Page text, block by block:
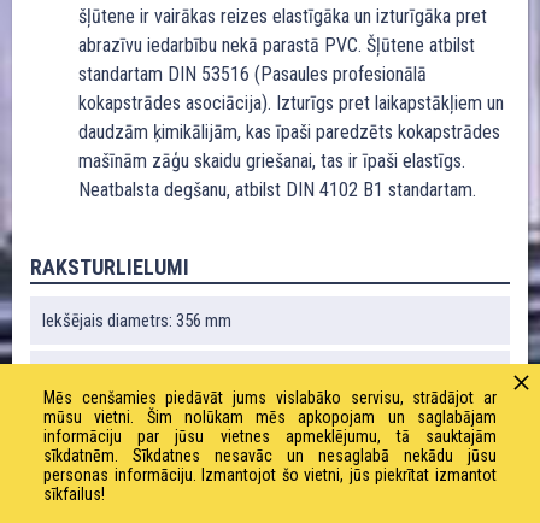
šļūtene ir vairākas reizes elastīgāka un izturīgāka pret
abrazīvu iedarbību nekā parastā PVC. Šļūtene atbilst
standartam DIN 53516 (Pasaules profesionālā
kokapstrādes asociācija). Izturīgs pret laikapstākļiem un
daudzām ķimikālijām, kas īpaši paredzēts kokapstrādes
mašīnām zāģu skaidu griešanai, tas ir īpaši elastīgs.
Neatbalsta degšanu, atbilst DIN 4102 B1 standartam.
RAKSTURLIELUMI
Iekšējais diametrs: 356 mm
Liekuma rādiuss: 540 mm
Vakuums: 0,07 bāri
Mēs cenšamies piedāvāt jums vislabāko servisu, strādājot ar
mūsu vietni. Šim nolūkam mēs apkopojam un saglabājam
informāciju par jūsu vietnes apmeklējumu, tā sauktajām
sīkdatnēm. Sīkdatnes nesavāc un nesaglabā nekādu jūsu
personas informāciju. Izmantojot šo vietni, jūs piekrītat izmantot
sīkfailus!